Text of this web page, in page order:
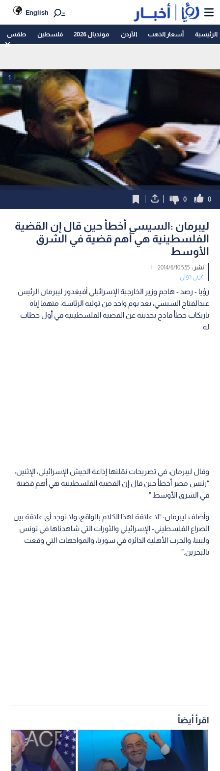
English
الرئيسية أسعار الذهب الأردن مونديال 2026 فلسطين طقس
1
0
0
ليبرمان :السيسي أخطأ حين قال إن القضية
الفلسطينية هي أهم قضية في الشرق
الأوسط
نشر :5:55 2014/6/10
|
عربي دولي
رؤيا - رصد - هاجم وزير الخارجية الإسرائيلي أفيغدور ليبرمان الرئيس
عبدالفتاح السيسي، بعد يوم واحد من توليه الرئاسة، متهما إياه
بارتكاب خطأ فادح بحديثه عن القضية الفلسطينية في أول خطاب
له.
وقال ليبرمان، في تصريحات نقلتها إذاعة الجيش الإسرائيلى، الإثنين:
“رئيس مصر أخطأ حين قال إن القضية الفلسطينية هي أهم قضية
في الشرق الأوسط.”
وأضاف ليبرمان: “لا علاقة لهذا الكلام بالواقع، ولا توجد أي علاقة بين
الصراع الفلسطيني- الإسرائيلي والثورات التي شاهدناها في تونس
وليبيا، والحرب الأهلية الدائرة في سوريا، والمواجهات التي وقعت
بالبحرين.”
اقرأ أيضاً